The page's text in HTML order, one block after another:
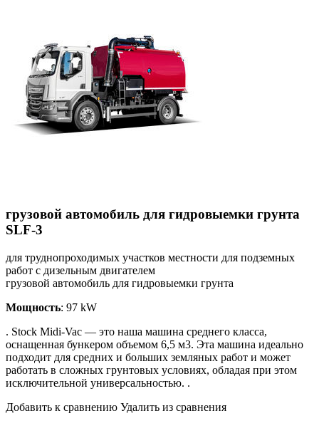
грузовой автомобиль для гидровыемки грунта
SLF-3
для труднопроходимых участков местности для подземных
работ с дизельным двигателем
грузовой автомобиль для гидровыемки грунта
Мощность: 97 kW
. Stock Midi-Vac — это наша машина среднего класса,
оснащенная бункером объемом 6,5 м3. Эта машина идеально
подходит для средних и больших земляных работ и может
работать в сложных грунтовых условиях, обладая при этом
исключительной универсальностью. .
Добавить к сравнению Удалить из сравнения